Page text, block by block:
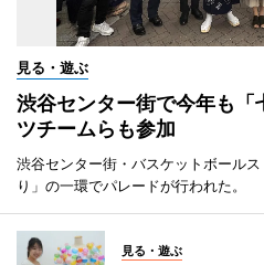
見る・遊ぶ
渋谷センター街で今年も
ツチームらも参加
渋谷センター街・バスケットボール
り」の一環でパレードが行われた。
見る・遊ぶ